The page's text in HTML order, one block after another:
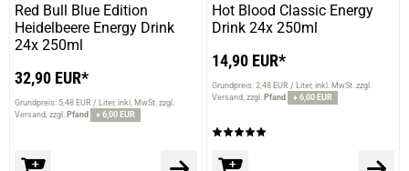
Red Bull Blue Edition
Heidelbeere Energy Drink
24x 250ml
32,90 EUR*
Grundpreis: 5,48 EUR / Liter inkl. MwSt. zzgl.
Versand zzgl. Pfand + 6,00 EUR
Hot Blood Classic Energy
Drink 24x 250ml
14,90 EUR*
Grundpreis: 2,48 EUR / Liter inkl. MwSt. zzgl.
Versand zzgl. Pfand + 6,00 EUR